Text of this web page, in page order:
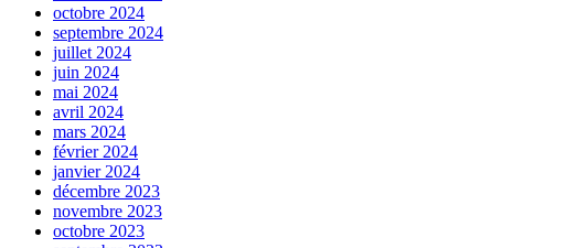
octobre 2024
septembre 2024
juillet 2024
juin 2024
mai 2024
avril 2024
mars 2024
février 2024
janvier 2024
décembre 2023
novembre 2023
octobre 2023